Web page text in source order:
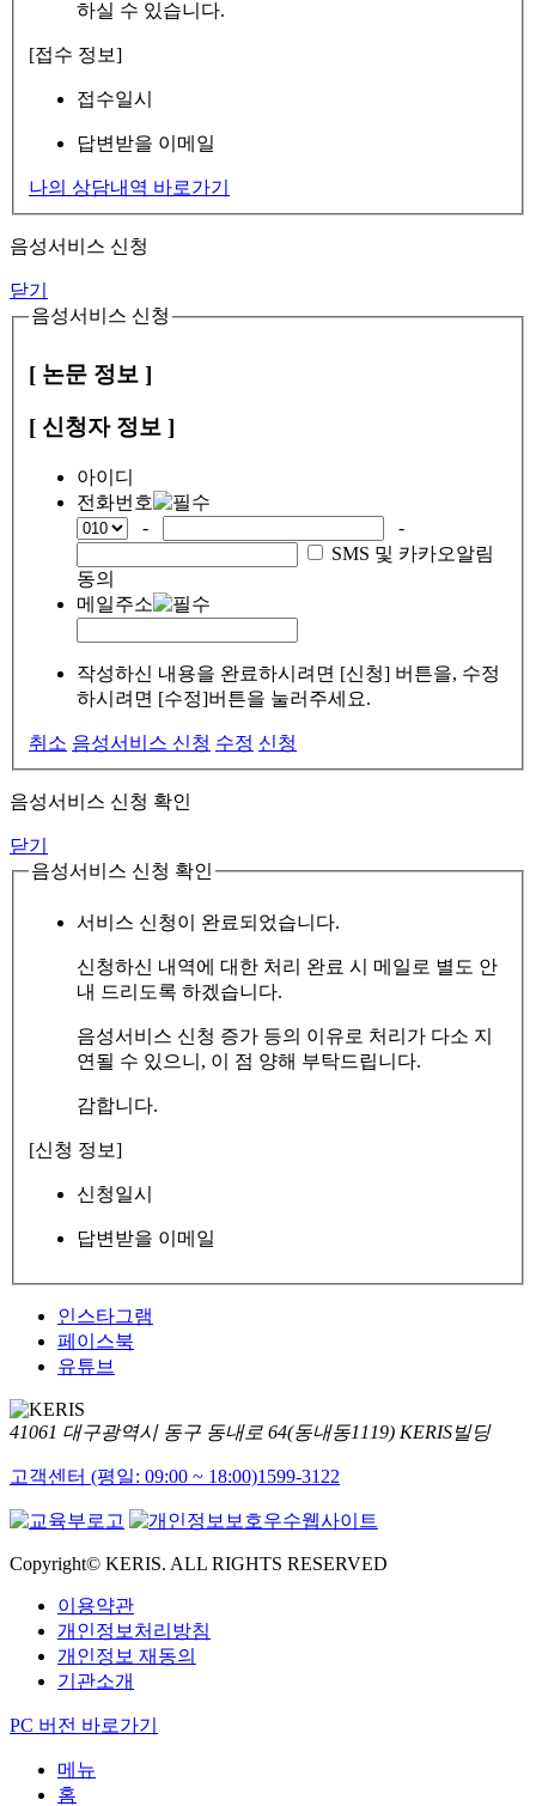
하실 수 있습니다.
[접수 정보]
접수일시
답변받을 이메일
나의 상담내역 바로가기
음성서비스 신청
닫기
음성서비스 신청
[ 논문 정보 ]
[ 신청자 정보 ]
아이디
전화번호
-
-
SMS 및 카카오알림
동의
메일주소
작성하신 내용을 완료하시려면 [신청] 버튼을, 수정
하시려면 [수정]버튼을 눌러주세요.
취소 음성서비스 신청 수정 신청
음성서비스 신청 확인
닫기
음성서비스 신청 확인
서비스 신청이 완료되었습니다.
신청하신 내역에 대한 처리 완료 시 메일로 별도 안
내 드리도록 하겠습니다.
음성서비스 신청 증가 등의 이유로 처리가 다소 지
연될 수 있으니, 이 점 양해 부탁드립니다.
감합니다.
[신청 정보]
신청일시
답변받을 이메일
인스타그램
페이스북
유튜브
41061 대구광역시 동구 동내로 64(동내동1119) KERIS빌딩
고객센터 (평일: 09:00 ~ 18:00)1599-3122
Copyright© KERIS. ALL RIGHTS RESERVED
이용약관
개인정보처리방침
개인정보 재동의
기관소개
PC 버전 바로가기
메뉴
홈